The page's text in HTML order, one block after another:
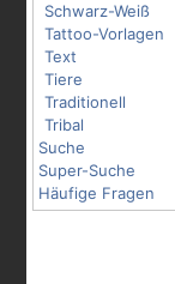
Schwarz-Weiß
Tattoo-Vorlagen
Text
Tiere
Traditionell
Tribal
Suche
Super-Suche
Häufige Fragen